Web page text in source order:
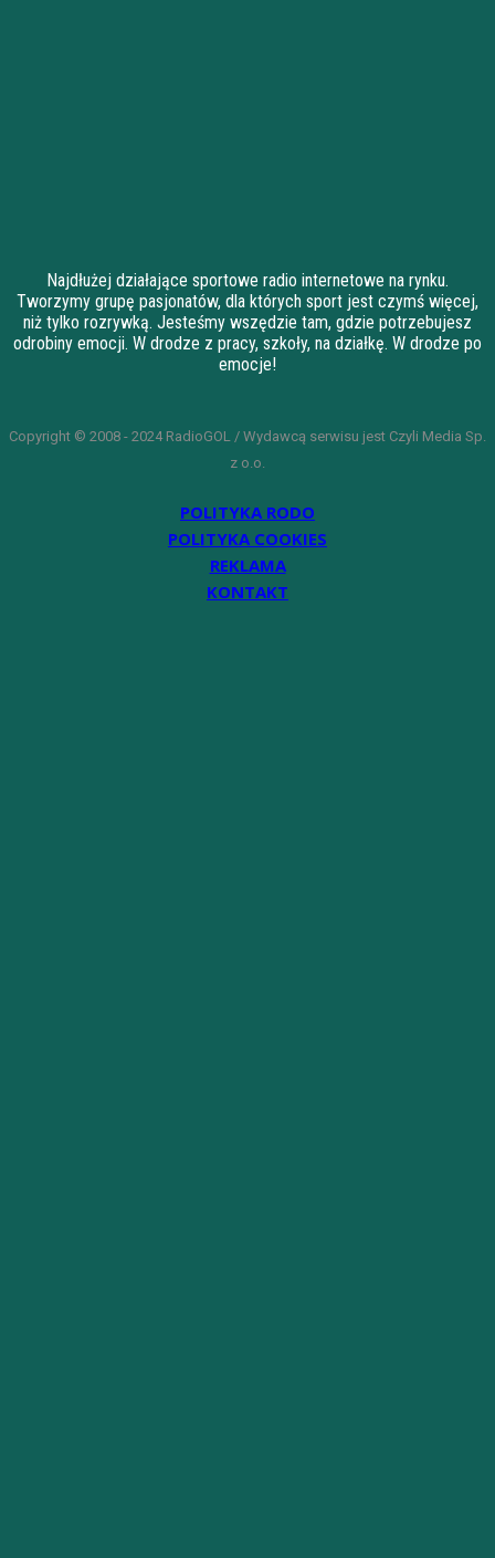
Najdłużej działające sportowe radio internetowe na rynku.
Tworzymy grupę pasjonatów, dla których sport jest czymś więcej,
niż tylko rozrywką. Jesteśmy wszędzie tam, gdzie potrzebujesz
odrobiny emocji. W drodze z pracy, szkoły, na działkę. W drodze po
emocje!
Copyright © 2008 - 2024 RadioGOL / Wydawcą serwisu jest Czyli Media Sp.
z o.o.
POLITYKA RODO
POLITYKA COOKIES
REKLAMA
KONTAKT